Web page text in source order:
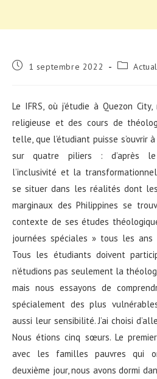
Publication
1 septembre 2022
Post
Le IFRS, où j’étudie à Quezon
religieuse et des cours de
telle, que l’étudiant puisse s’ouvrir
sur quatre piliers : d’après le
l’inclusivité et la
se situer dans les réalités dont
marginaux des Philippines se
contexte de ses études
journées spéciales » tous les ans
Tous les étudiants doivent
n’étudions pas seulement la
mais nous essayons de
spécialement des plus
aussi leur sensibilité. J’ai choisi
Nous étions cinq sœurs. Le
avec les familles pauvres qui
deuxième jour, nous avons dormi